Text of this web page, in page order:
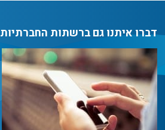
דברו איתנו גם ברשתות החברתיות